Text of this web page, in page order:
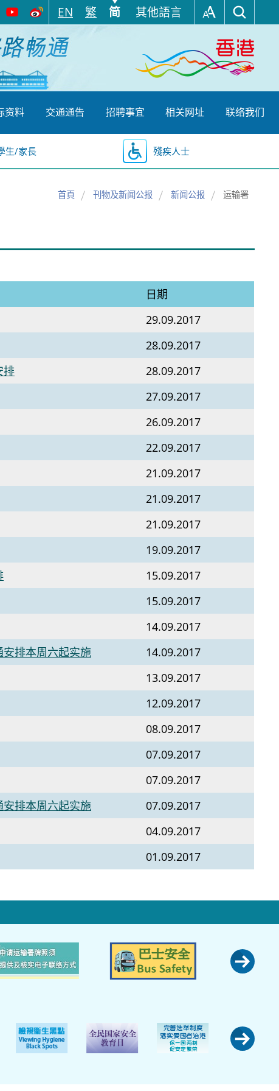
EN 繁 简 其他語言
资料 交通通告 招聘事宜 相关网址 联络我们
生/家長 殘疾人士
首頁 刊物及新闻公报 新闻公报 运输署
日期
29.09.2017
28.09.2017
排
28.09.2017
27.09.2017
26.09.2017
22.09.2017
21.09.2017
21.09.2017
21.09.2017
19.09.2017
15.09.2017
15.09.2017
14.09.2017
排本周六起实施
14.09.2017
13.09.2017
12.09.2017
08.09.2017
07.09.2017
07.09.2017
排本周六起实施
07.09.2017
04.09.2017
01.09.2017